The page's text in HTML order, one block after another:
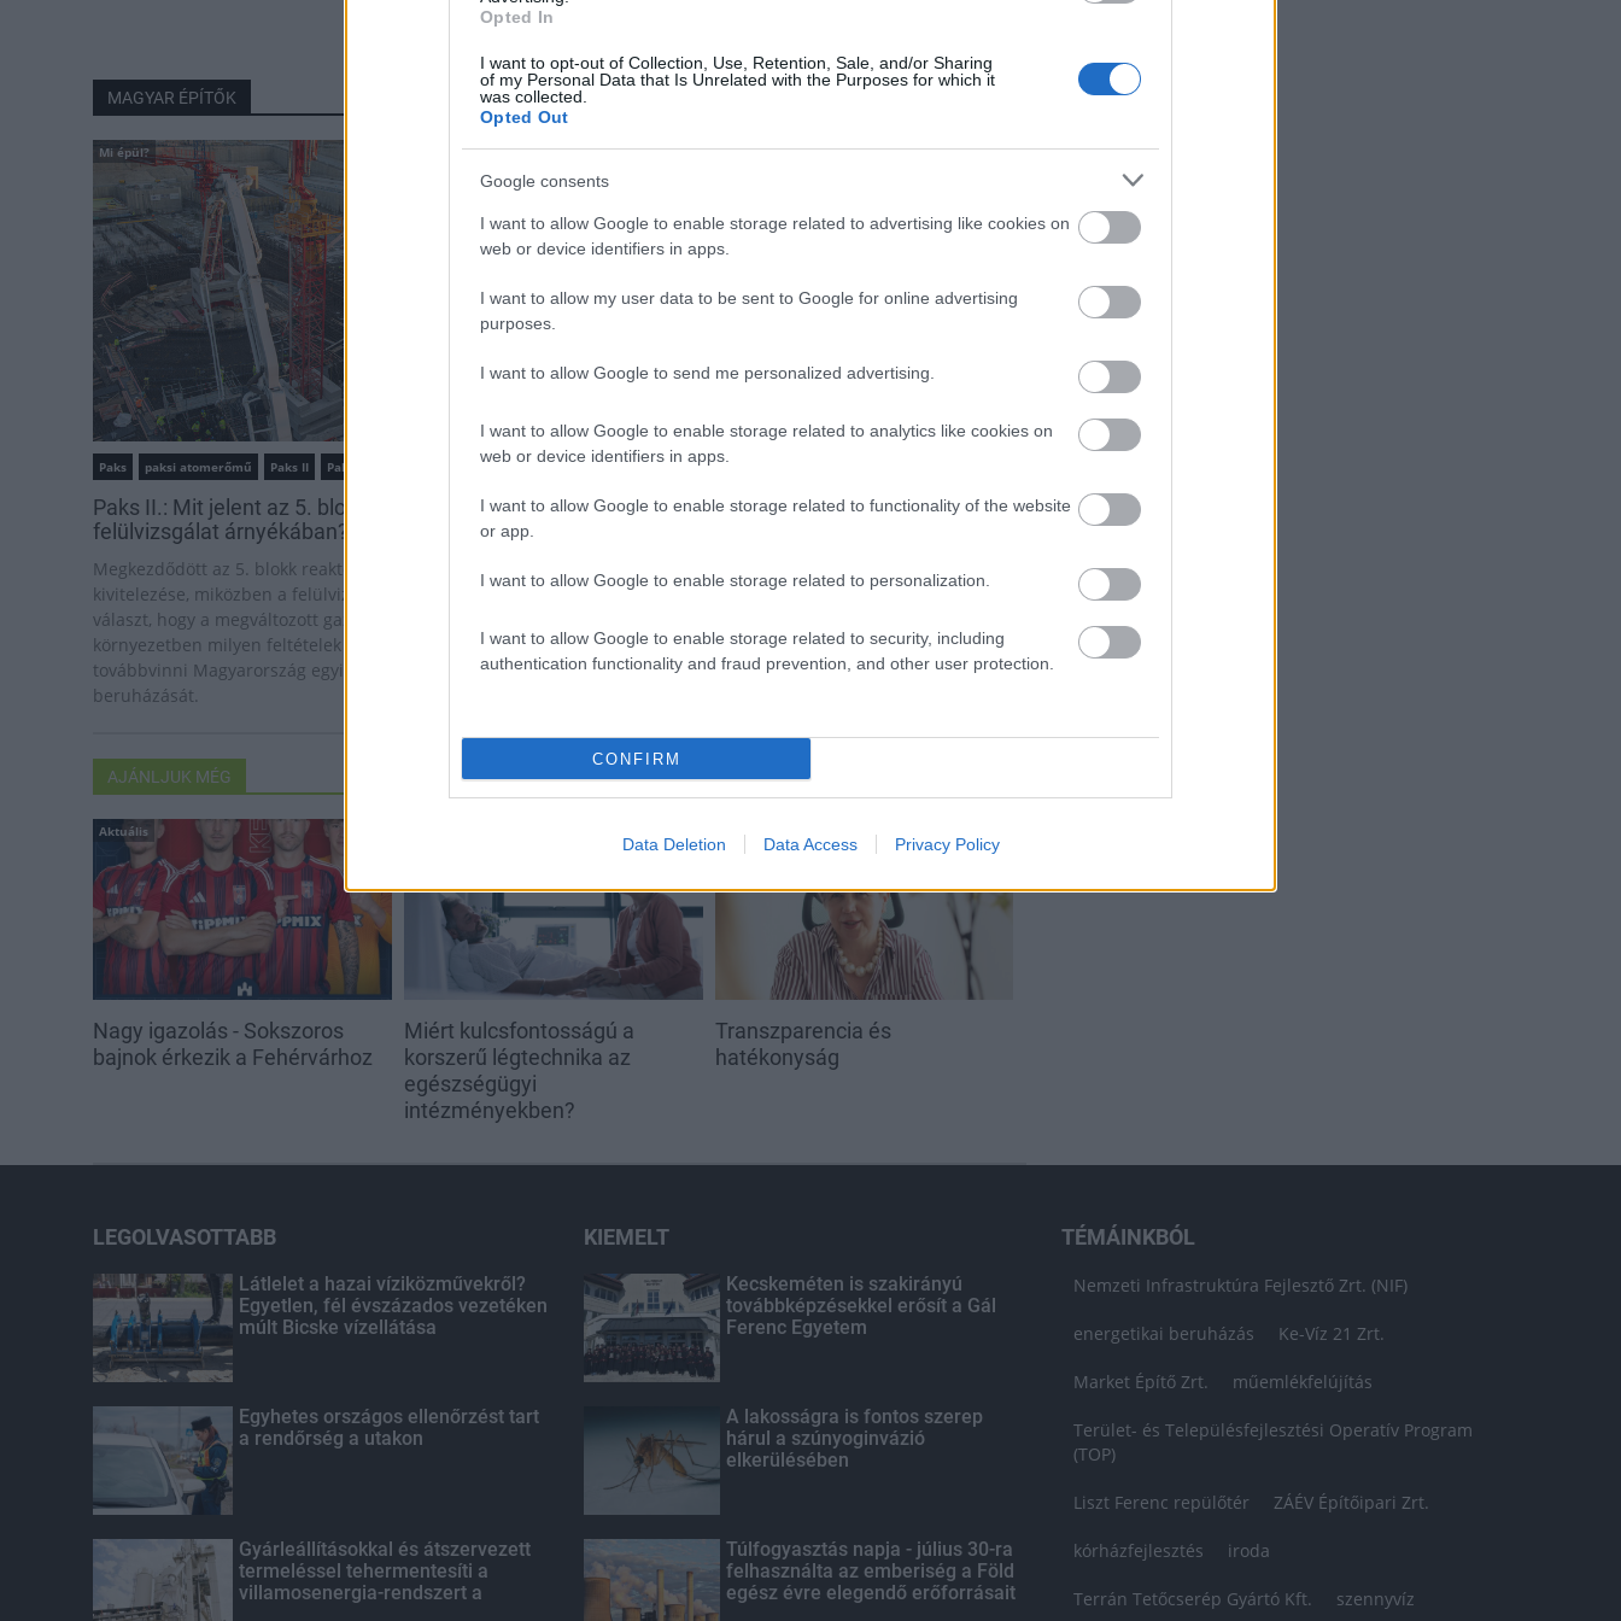
Opted In
I want to opt-out of Collection, Use, Retention, Sale, and/or Sharing
of my Personal Data that Is Unrelated with the Purposes for which it
was collected.
Opted Out
Google consents
I want to allow Google to enable storage related to advertising like cookies on
web or device identifiers in apps.
I want to allow my user data to be sent to Google for online advertising
purposes.
I want to allow Google to send me personalized advertising.
I want to allow Google to enable storage related to analytics like cookies on
web or device identifiers in apps.
I want to allow Google to enable storage related to functionality of the website
or app.
I want to allow Google to enable storage related to personalization.
I want to allow Google to enable storage related to security, including
authentication functionality and fraud prevention, and other user protection.
CONFIRM
Data Deletion Data Access Privacy Policy
MAGYAR ÉPÍTŐK
Mi épül?
Paks paksi atomerőmű Paks II Paks II. Atomerőmű Zrt.
Paks II.: Mit jelent az 5. blokk új mérföldköve a
felülvizsgálat árnyékában?
Megkezdődött az 5. blokk reaktorépületének alaplemez-
kivitelezése, miközben a felülvizsgálat arra keresi a
választ, hogy a megváltozott gazdasági és geopolitikai
környezetben milyen feltételek mellett érdemes
továbbvinni Magyarország egyik legnagyobb
beruházását.
Elkészült a Liszt Ferenc repülőtér
Egyetlen, fél évszázados
készül Mohács a csata ötszázadik
évfordulójára
óriáskábellel kötik össze
Spanyolország és Franciaország
AJÁNLJUK MÉG
Aktuális
Nagy igazolás - Sokszoros
bajnok érkezik a Fehérvárhoz
Miért kulcsfontosságú a
korszerű légtechnika az
egészségügyi
intézményekben?
Transzparencia és
hatékonyság
LEGOLVASOTTABB
Látlelet a hazai víziközművekről?
Egyetlen, fél évszázados vezetéken
múlt Bicske vízellátása
Egyhetes országos ellenőrzést tart
a rendőrség a utakon
Gyárleállításokkal és átszervezett
termeléssel tehermentesíti a
villamosenergia-rendszert a
KIEMELT
Kecskeméten is szakirányú
továbbképzésekkel erősít a Gál
Ferenc Egyetem
A lakosságra is fontos szerep
hárul a szúnyoginvázió
elkerülésében
Túlfogyasztás napja - július 30-ra
felhasználta az emberiség a Föld
egész évre elegendő erőforrásait
TÉMÁINKBÓL
Nemzeti Infrastruktúra Fejlesztő Zrt. (NIF)
energetikai beruházás Ke-Víz 21 Zrt.
Market Építő Zrt. műemlékfelújítás
Terület- és Településfejlesztési Operatív Program
(TOP)
Liszt Ferenc repülőtér ZÁÉV Építőipari Zrt.
kórházfejlesztés iroda
Terrán Tetőcserép Gyártó Kft. szennyvíz